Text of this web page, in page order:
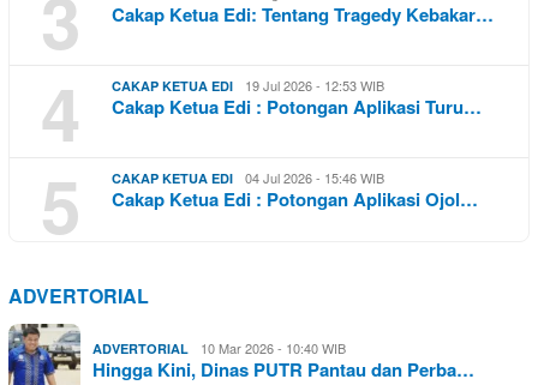
Cakap Ketua Edi: Tentang Tragedy Kebakar…
4 CAKAP KETUA EDI 19 Jul 2026 - 12:53 WIB
Cakap Ketua Edi : Potongan Aplikasi Turu…
5 CAKAP KETUA EDI 04 Jul 2026 - 15:46 WIB
Cakap Ketua Edi : Potongan Aplikasi Ojol…
ADVERTORIAL
ADVERTORIAL 10 Mar 2026 - 10:40 WIB
Hingga Kini, Dinas PUTR Pantau dan Perba…